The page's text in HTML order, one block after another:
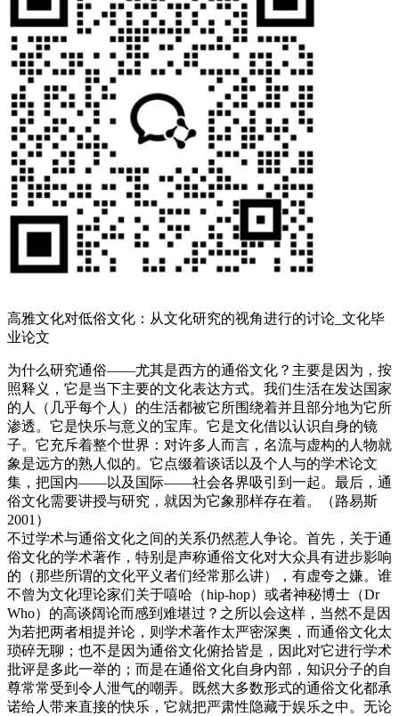
高雅文化对低俗文化：从文化研究的视角进行的讨论_文化毕
业论文
为什么研究通俗——尤其是西方的通俗文化？主要是因为，按
照释义，它是当下主要的文化表达方式。我们生活在发达国家
的人（几乎每个人）的生活都被它所围绕着并且部分地为它所
渗透。它是快乐与意义的宝库。它是文化借以认识自身的镜
子。它充斥着整个世界：对许多人而言，名流与虚构的人物就
象是远方的熟人似的。它点缀着谈话以及个人与的学术论文
集，把国内——以及国际——社会各界吸引到一起。最后，通
俗文化需要讲授与研究，就因为它象那样存在着。（路易斯
2001）
不过学术与通俗文化之间的关系仍然惹人争论。首先，关于通
俗文化的学术著作，特别是声称通俗文化对大众具有进步影响
的（那些所谓的文化平义者们经常那么讲），有虚夸之嫌。谁
不曾为文化理论家们关于嘻哈（hip-hop）或者神秘博士（Dr
Who）的高谈阔论而感到难堪过？之所以会这样，当然不是因
为若把两者相提并论，则学术著作太严密深奥，而通俗文化太
琐碎无聊；也不是因为通俗文化俯拾皆是，因此对它进行学术
批评是多此一举的；而是在通俗文化自身内部，知识分子的自
尊常常受到令人泄气的嘲弄。既然大多数形式的通俗文化都承
诺给人带来直接的快乐，它就把严肃性隐藏于娱乐之中。无论